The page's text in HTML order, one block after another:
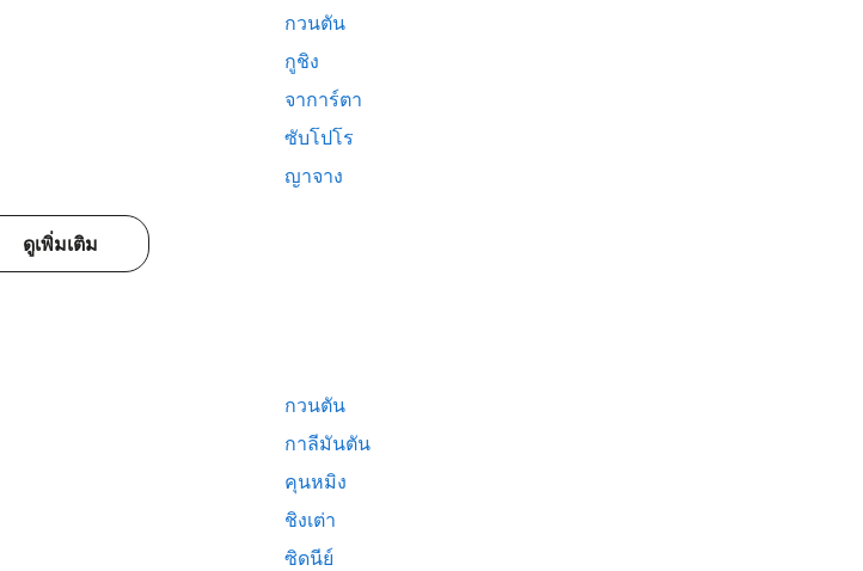
กวนตัน
กูชิง
จาการ์ตา
ซับโปโร
ญาจาง
ดูเพิ่มเติม
กวนตัน
กาลีมันตัน
คุนหมิง
ชิงเต่า
ซิดนีย์